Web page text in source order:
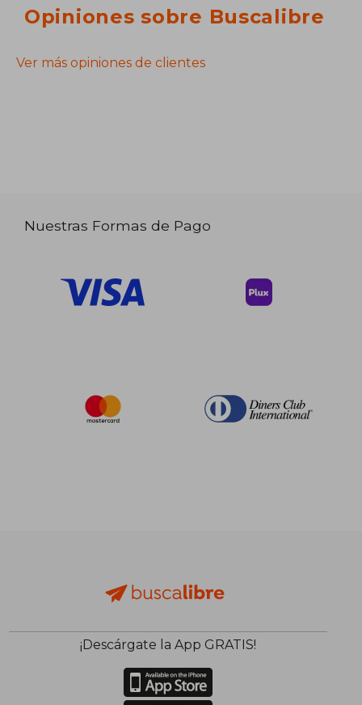
Opiniones sobre Buscalibre
Ver más opiniones de clientes
Nuestras Formas de Pago
¡Descárgate la App GRATIS!